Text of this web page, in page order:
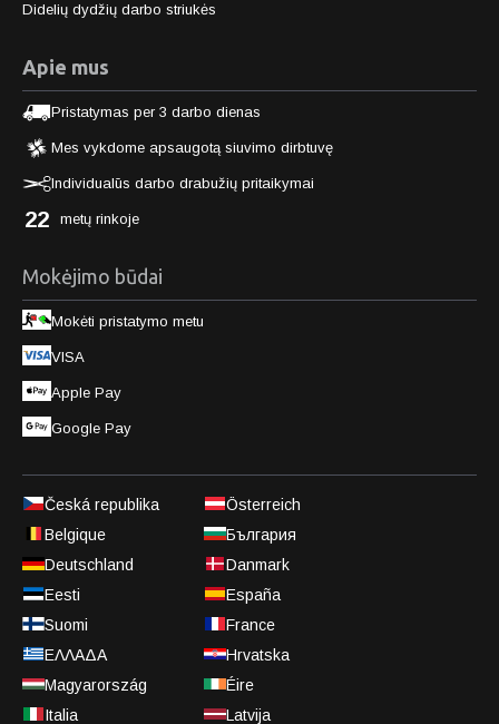
Didelių dydžių darbo striukės
Apie mus
Pristatymas per 3 darbo dienas
Mes vykdome apsaugotą siuvimo dirbtuvę
Individualūs darbo drabužių pritaikymai
22 metų rinkoje
Mokėjimo būdai
Mokėti pristatymo metu
VISA
Apple Pay
Google Pay
Česká republika
Österreich
Belgique
България
Deutschland
Danmark
Eesti
España
Suomi
France
ΕΛΛΑΔΑ
Hrvatska
Magyarország
Éire
Italia
Latvija